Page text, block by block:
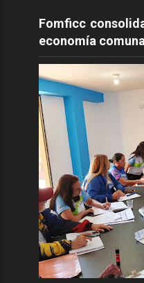
Fomficc
economía